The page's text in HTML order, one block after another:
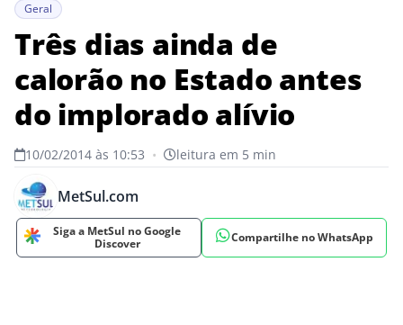
Geral
Três dias ainda de
calorão no Estado antes
do implorado alívio
10/02/2014 às 10:53 • leitura em 5 min
MetSul.com
Siga a MetSul no Google
Discover
Compartilhe no WhatsApp